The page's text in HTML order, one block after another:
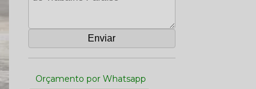
Orçamento por Whatsapp